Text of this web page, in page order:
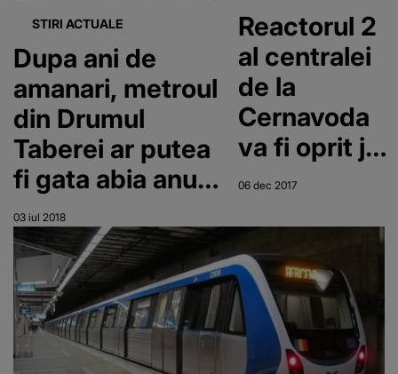
STIRI ACTUALE
Dupa ani de
amanari, metroul
din Drumul
Taberei ar putea
fi gata abia anul
viitor! In ce
stadiu se afla
lucrarile si cati
bani au fost
investiti
03 iul 2018
Reactorul 2
al centralei
de la
Cernavoda
va fi oprit joi
pentru
verificare si
control!
06 dec 2017